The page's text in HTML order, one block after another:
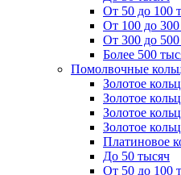
От 50 до 100
От 100 до
От 300 до
Более 500
Помолвочные
Золотое
Золотое
Золотое
Золотое
Платиновое
До 50 тысяч
От 50 до 100